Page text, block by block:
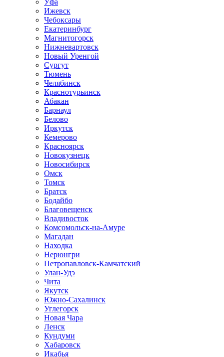
Ижевск
Чебоксары
Екатеринбург
Магнитогорск
Нижневартовск
Новый Уренгой
Сургут
Тюмень
Челябинск
Краснотурьинск
Абакан
Барнаул
Белово
Иркутск
Кемерово
Красноярск
Новокузнецк
Новосибирск
Омск
Томск
Братск
Бодайбо
Благовещенск
Владивосток
Комсомольск-на-Амуре
Магадан
Находка
Нерюнгри
Петропавловск-Камчатский
Улан-Удэ
Чита
Якутск
Южно-Сахалинск
Углегорск
Новая Чара
Ленск
Кундуми
Хабаровск
Икабья